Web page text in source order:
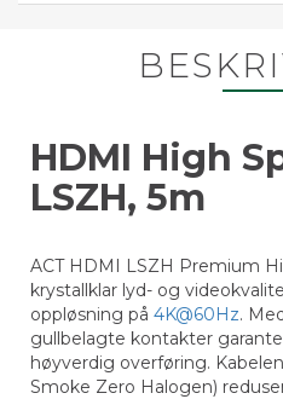
HDMI High
LSZH, 5m
ACT HDMI LSZH Premium
krystallklar lyd- og
oppløsning på 4K@60Hz.
gullbelagte kontakter
høyverdig overføring.
Smoke Zero Halogen)